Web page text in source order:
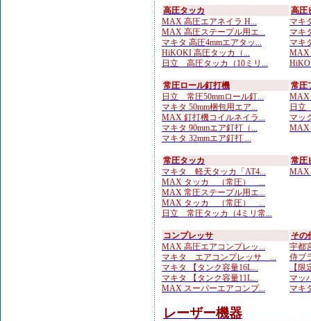
高圧タッカ
MAX 高圧エアネイラ H...
MAX 高圧ステープル用エ...
マキタ 高圧4mmエアタッ...
HiKOKI 高圧タッカ（...
日立 高圧タッカ（10ミリ...
高圧
マキ
マキ
マキ
MAX
常圧ロール釘打機
日立 常圧50mmロール釘...
マキタ 50mm梱包用エア...
MAX 釘打機コイルネイラ...
マキタ 90mmエア釘打（...
マキタ 32mmエア釘打 ...
常圧
MAX
日立
マッ
MAX
常圧タッカ
マキタ 軽天タッカ「AT4...
MAX タッカ （常圧） ...
MAX 常圧ステープル用エ...
MAX タッカ （常圧） ...
日立 常圧タッカ（4ミリ常...
常圧
MAX
コンプレッサ
MAX 高圧エアコンプレッ...
マキタ エアコンプレッサ ...
マキタ 【タンク容量16L...
マキタ 【タンク容量11L...
MAX スーパーエアコンプ...
その
宇都
侍ブ
【
マッ
マキ
レーザー機器